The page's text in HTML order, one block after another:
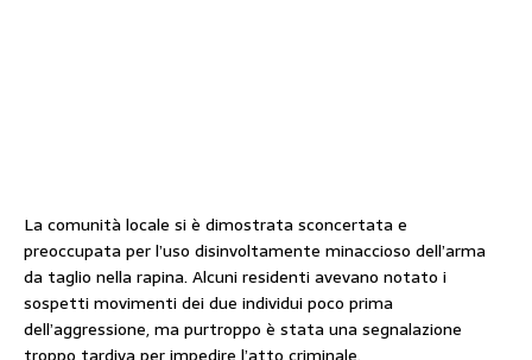
La comunità locale si è dimostrata sconcertata e
preoccupata per l’uso disinvoltamente minaccioso dell’arma
da taglio nella rapina. Alcuni residenti avevano notato i
sospetti movimenti dei due individui poco prima
dell’aggressione, ma purtroppo è stata una segnalazione